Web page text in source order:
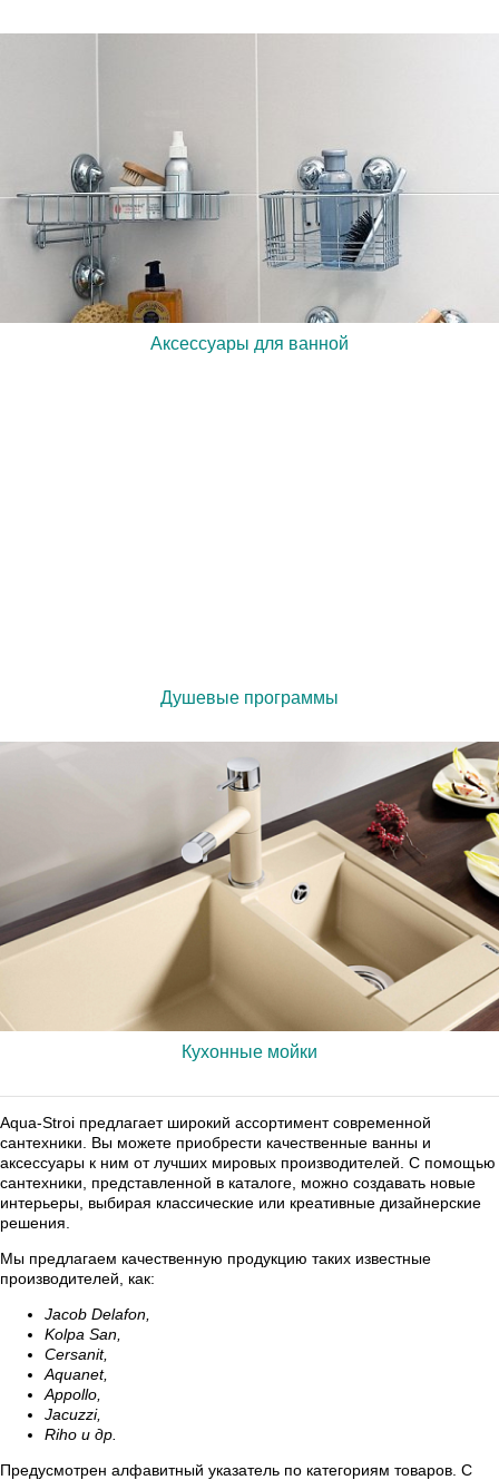
Аксессуары для ванной
Душевые программы
Кухонные мойки
Aqua-Stroi предлагает широкий ассортимент современной
сантехники. Вы можете приобрести качественные ванны и
аксессуары к ним от лучших мировых производителей. С помощью
сантехники, представленной в каталоге, можно создавать новые
интерьеры, выбирая классические или креативные дизайнерские
решения.
Мы предлагаем качественную продукцию таких известные
производителей, как:
Jacob Delafon,
Kolpa San,
Cersanit,
Aquanet,
Appollo,
Jacuzzi,
Riho и др.
Предусмотрен алфавитный указатель по категориям товаров. С